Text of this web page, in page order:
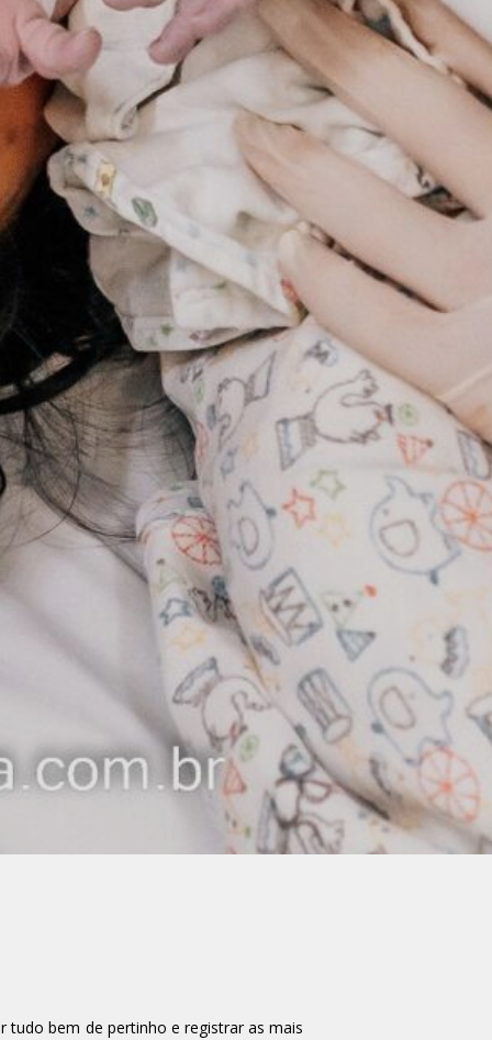
tudo bem de pertinho e registrar as mais